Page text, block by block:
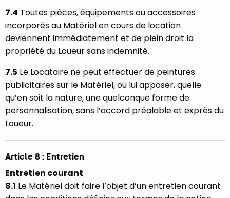
7.4 Toutes pièces, équipements ou accessoires
incorporés au Matériel en cours de location
deviennent immédiatement et de plein droit la
propriété du Loueur sans indemnité.
7.5 Le Locataire ne peut effectuer de peintures
publicitaires sur le Matériel, ou lui apposer, quelle
qu’en soit la nature, une quelconque forme de
personnalisation, sans l’accord préalable et exprès du
Loueur.
Article 8 : Entretien
Entretien courant
8.1 Le Matériel doit faire l’objet d’un entretien courant